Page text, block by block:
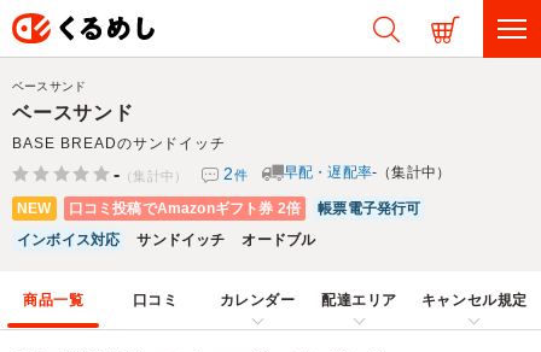
ベースサンド
BASE BREADのサンドイッチ
ベースサンド
- （集計中） 2件 早配・遅配率-（集計中）
NEW 口コミ投稿でAmazonギフト券 2倍
帳票電子発行可
インボイス対応
サンドイッチ オードブル
商品一覧 口コミ カレンダー 配達エリア キャンセル規定